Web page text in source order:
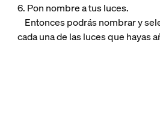
6. Pon nombre a tus luces.
Entonces podrás nombrar y
cada una de las luces que hayas